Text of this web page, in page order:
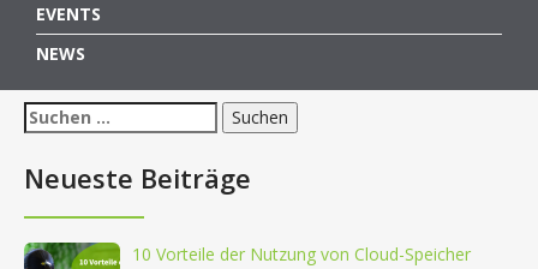
EVENTS
NEWS
Suchen
nach:
Neueste Beiträge
10 Vorteile der Nutzung von Cloud-Speicher